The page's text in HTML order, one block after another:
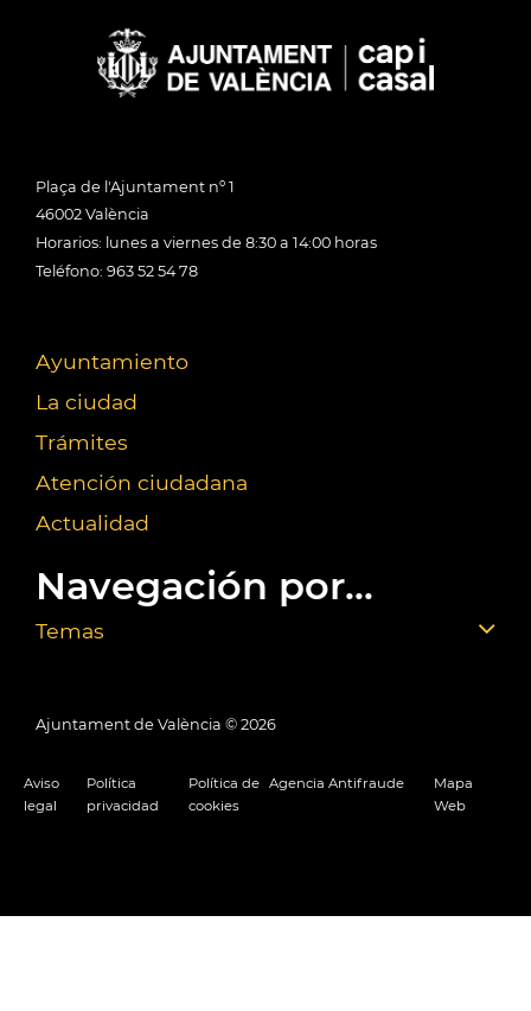
Plaça de l'Ajuntament nº 1
46002 València
Horarios: lunes a viernes de 8:30 a 14:00 horas
Teléfono: 963 52 54 78
Ayuntamiento
La ciudad
Trámites
Atención ciudadana
Actualidad
Navegación por...
Temas
Ajuntament de València © 2026
Aviso
legal
Política
privacidad
Política de
cookies
Agencia Antifraude
Mapa
Web